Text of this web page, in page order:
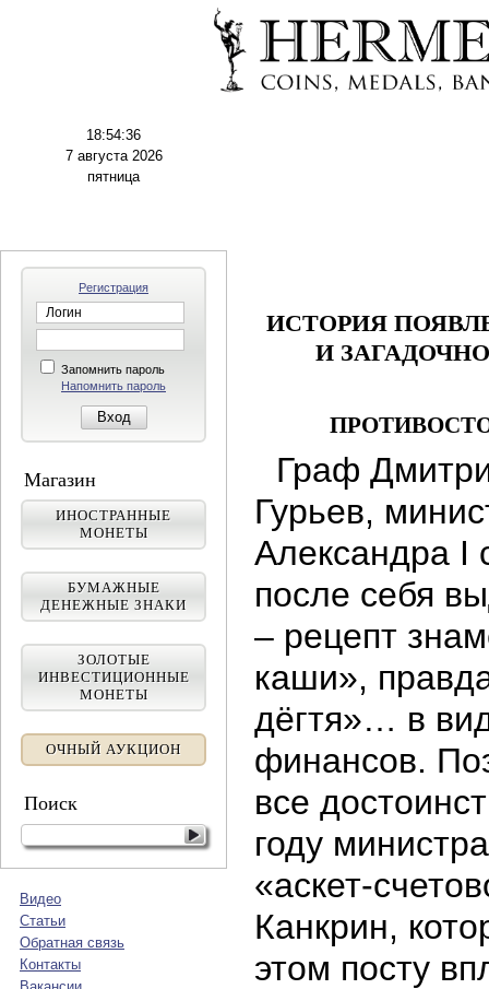
18:54:37
7 августа 2026
пятница
Регистрация
Запомнить пароль
Напомнить пароль
Магазин
ИНОСТРАННЫЕ
МОНЕТЫ
БУМАЖНЫЕ
ДЕНЕЖНЫЕ ЗНАКИ
ЗОЛОТЫЕ
ИНВЕСТИЦИОННЫЕ
МОНЕТЫ
ОЧНЫЙ АУКЦИОН
Поиск
Видео
Статьи
Обратная связь
Контакты
ИСТОРИЯ
И
Граф
Гурьев,
Александра I
после себя
– рецепт
каши»,
дёгтя»… в
финансов.
все
году
«аскет-
Канкрин,
этом посту